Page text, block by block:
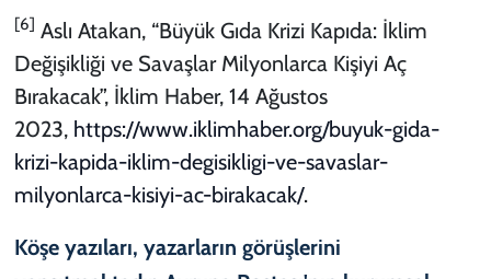
[6] Aslı Atakan, “Büyük Gıda Krizi Kapıda: İklim
Değişikliği ve Savaşlar Milyonlarca Kişiyi Aç
Bırakacak”, İklim Haber, 14 Ağustos
2023, https://www.iklimhaber.org/buyuk-gida-
krizi-kapida-iklim-degisikligi-ve-savaslar-
milyonlarca-kisiyi-ac-birakacak/.